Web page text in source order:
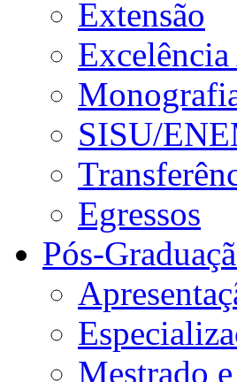
Extensão
SISU/
Egressos
Pós-
Mestrado